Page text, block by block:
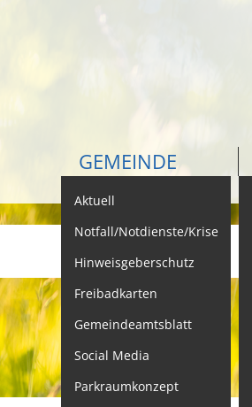
GEMEINDE
Aktuell
Notfall/Notdienste/Krise
Hinweisgeberschutz
Freibadkarten
Gemeindeamtsblatt
Social Media
Parkraumkonzept